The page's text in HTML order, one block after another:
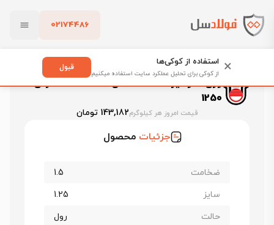
02174486
پاک کردن
فولادسل
ورق گالوانیزه هفت الماس ضخامت 1.5 عرض 1250
ورق گالوانیزه هفت الماس ضخامت 1.5 عرض
1250
قیمت امروز هر کیلوگرم143,182 تومان
جزئیات محصول
ضخامت
1.5
سایز
1.25
حالت
رول
× استفاده از کوکی‌ها
از کوکی برای تحلیل عملکرد سایت استفاده میکنیم
قبول